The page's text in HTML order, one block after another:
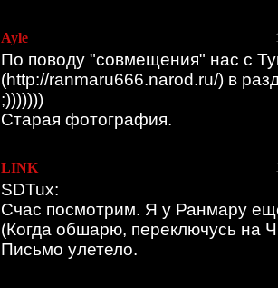
Ayle
По поводу "совмещения" нас с
(http://ranmaru666.narod.ru/) в
;)))))))
Старая фотография.
LINK
SDTux:
Счас посмотрим. Я у Ранмару
(Когда обшарю, переключусь на
Письмо улетело.